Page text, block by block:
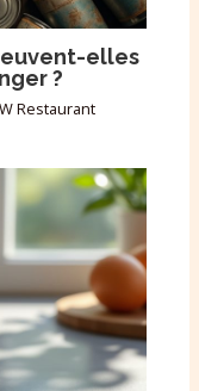
elles
?
Restaurant